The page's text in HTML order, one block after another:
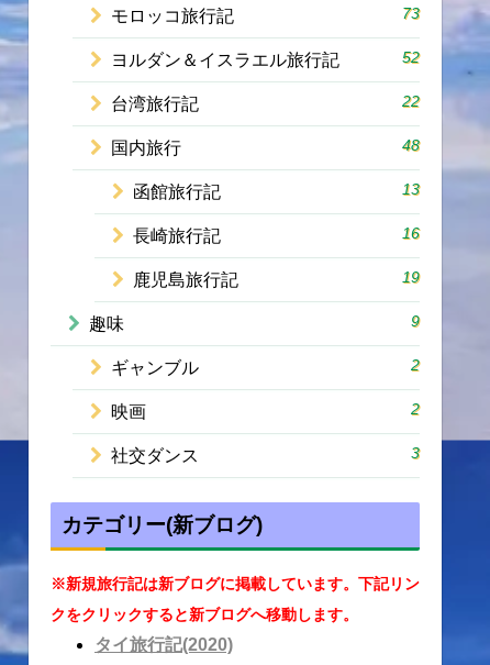
モロッコ旅行記 73
ヨルダン＆イスラエル旅行記 52
台湾旅行記 22
国内旅行 48
函館旅行記 13
長崎旅行記 16
鹿児島旅行記 19
趣味 9
ギャンブル 2
映画 2
社交ダンス 3
カテゴリー(新ブログ)
※新規旅行記は新ブログに掲載しています。下記リン
クをクリックすると新ブログへ移動します。
タイ旅行記(2020)